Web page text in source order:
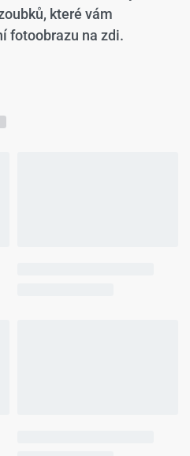
které vám
fotoobrazu na zdi.